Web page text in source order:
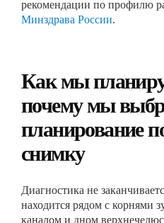
рекомендации по профилю
Минздрава России.
Как мы
почему мы
планирование
снимку
Диагностика не
находится рядом с корнями
каналом и дном